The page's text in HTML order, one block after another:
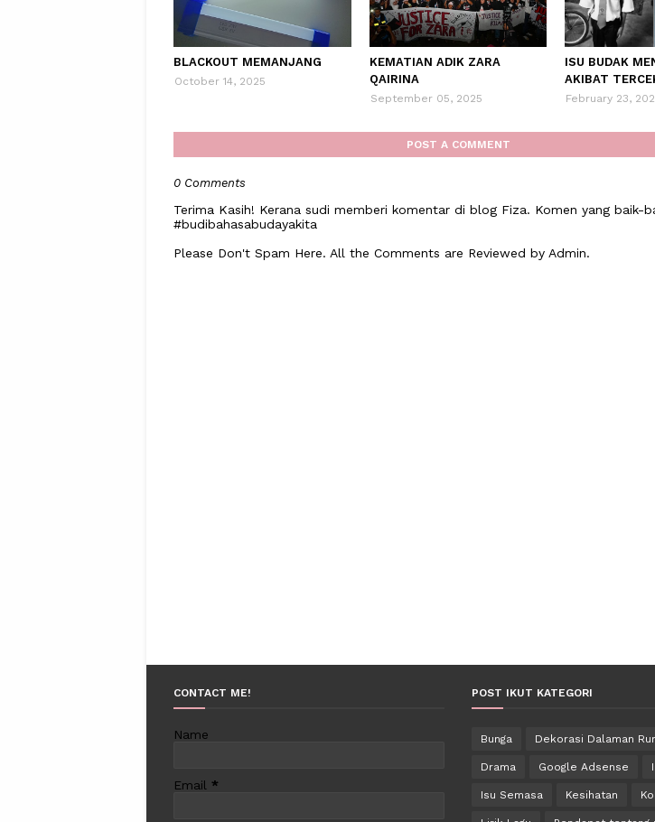
BLACKOUT MEMANJANG
October 14, 2025
KEMATIAN ADIK ZARA
QAIRINA
September 05, 2025
ISU BUDAK
AKIBAT
February 23,
POST A COMMENT
0 Comments
Terima Kasih! Kerana sudi memberi komentar di blog Fiza. Komen yang baik-
#budibahasabudayakita
Please Don't Spam Here. All the Comments are Reviewed by Admin.
CONTACT ME!
Name
Email *
POST IKUT KATEGORI
Bunga Dekorasi Dalaman
Drama Google Adsense
Isu Semasa Kesihatan